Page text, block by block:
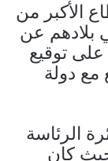
الأكبر من
بلادهم عن
مرور 30 عاما على توقيع
مع دولة
الرئاسة
في عمان عام 1994، حيث كان